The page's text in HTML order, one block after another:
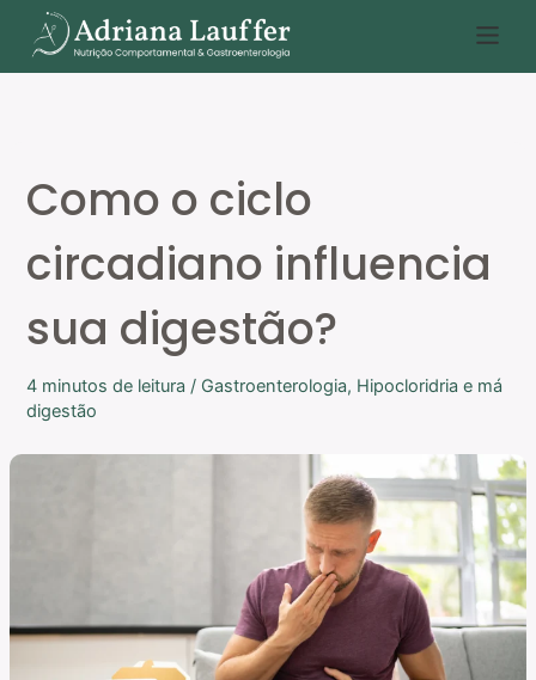
para
o
Como o ciclo
circadiano influencia
sua digestão?
4 minutos de leitura / Gastroenterologia, Hipocloridria e má
digestão
e
i
a